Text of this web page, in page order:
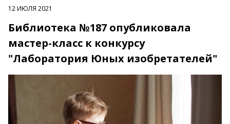
12 ИЮЛЯ 2021
Библиотека №187 опубликовала
мастер-класс к конкурсу
"Лаборатория Юных изобретателей"